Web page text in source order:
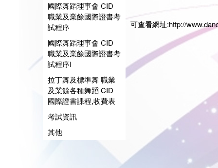
國際舞蹈理事會 CID
職業及業餘國際證書考
試程序
國際舞蹈理事會 CID
職業及業餘國際證書考
試程序I
拉丁舞及標準舞 職業
及業餘各種舞蹈 CID
國際證書課程,收費表
考試資訊
其他
可查看網址:http://